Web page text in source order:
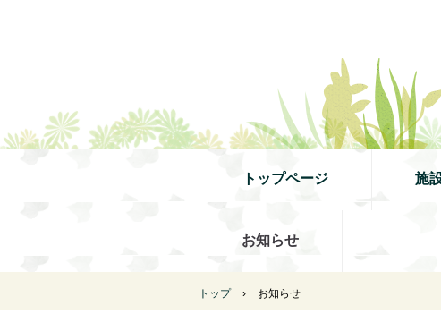
トップページ 施
お知らせ
トップ › お知らせ